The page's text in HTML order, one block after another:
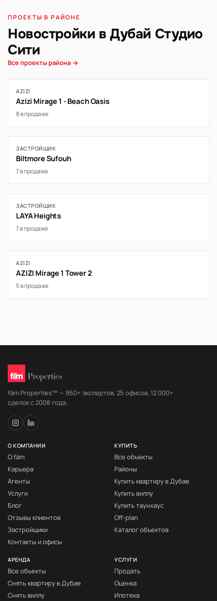
ПРОЕКТЫ В РАЙОНЕ
Новостройки в Дубай Студио
Сити
Все проекты района →
AZIZI
Azizi Mirage 1 - Beach Oasis
8 в продаже
ЗАСТРОЙЩИК
Biltmore Sufouh
7 в продаже
ЗАСТРОЙЩИК
LAYA Heights
7 в продаже
AZIZI
AZIZI Mirage 1 ­Tower 2
5 в продаже
fäm Properties™ — 950+ экспертов, 25 офисов, 12 000+
сделок с 2008 года.
О КОМПАНИИ
О fäm
Карьера
Агенты
Услуги
Блог
Отзывы клиентов
Застройщики
Контакты и офисы
КУПИТЬ
Все объекты
Районы
Купить квартиру в Дубае
Купить виллу
Купить таунхаус
Off-plan
Каталог объектов
АРЕНДА
Все объекты
Снять квартиру в Дубае
Снять виллу
УСЛУГИ
Продать
Оценка
Ипотека